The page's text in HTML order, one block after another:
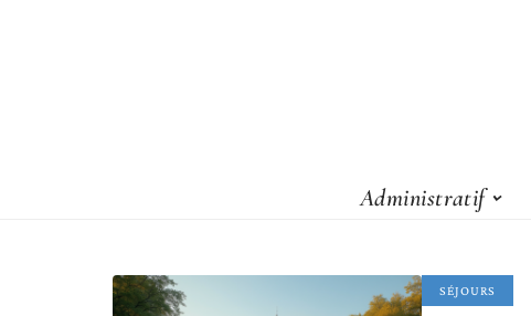
Administratif
SÉJOURS